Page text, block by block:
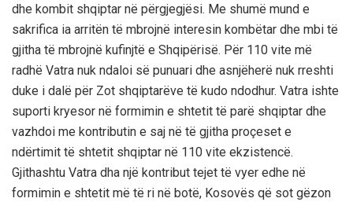
dhe kombit shqiptar në përgjegjësi. Me shumë mund e
sakrifica ia arritën të mbrojnë interesin kombëtar dhe mbi të
gjitha të mbrojnë kufinjtë e Shqipërisë. Për 110 vite më
radhë Vatra nuk ndaloi së punuari dhe asnjëherë nuk rreshti
duke i dalë për Zot shqiptarëve të kudo ndodhur. Vatra ishte
suporti kryesor në formimin e shtetit të parë shqiptar dhe
vazhdoi me kontributin e saj në të gjitha proçeset e
ndërtimit të shtetit shqiptar në 110 vite ekzistencë.
Gjithashtu Vatra dha një kontribut tejet të vyer edhe në
formimin e shtetit më të ri në botë, Kosovës që sot gëzon